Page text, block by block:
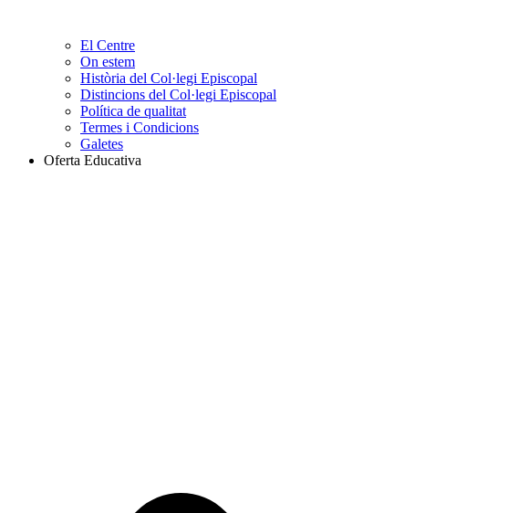
El Centre
On estem
Història del Col·legi Episcopal
Distincions del Col·legi Episcopal
Política de qualitat
Termes i Condicions
Galetes
Oferta Educativa